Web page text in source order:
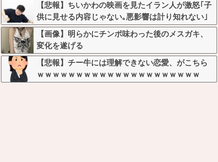
【悲報】ちいかわの映画を見たイラン人が激怒｢子
供に見せる内容じゃない｡悪影響は計り知れない｣
←これw w w w w w w w w
【画像】明らかにチンポ味わった後のメスガキ、
変化を遂げる
【悲報】チー牛には理解できない恋愛、がこちら
ｗｗｗｗｗｗｗｗｗｗｗｗｗｗｗｗｗｗｗｗｗ